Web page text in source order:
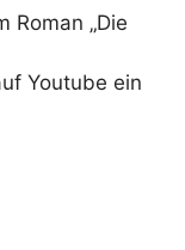
Roman „Die
Youtube ein